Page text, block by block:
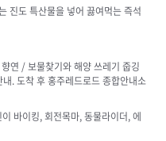
진도 특산물을 넣어 끓여먹는 즉석
연 / 보물찾기와 해양 쓰레기 줍깅
. 도착 후 홍주레드로드 종합안내소
바이킹, 회전목마, 동물라이더, 에